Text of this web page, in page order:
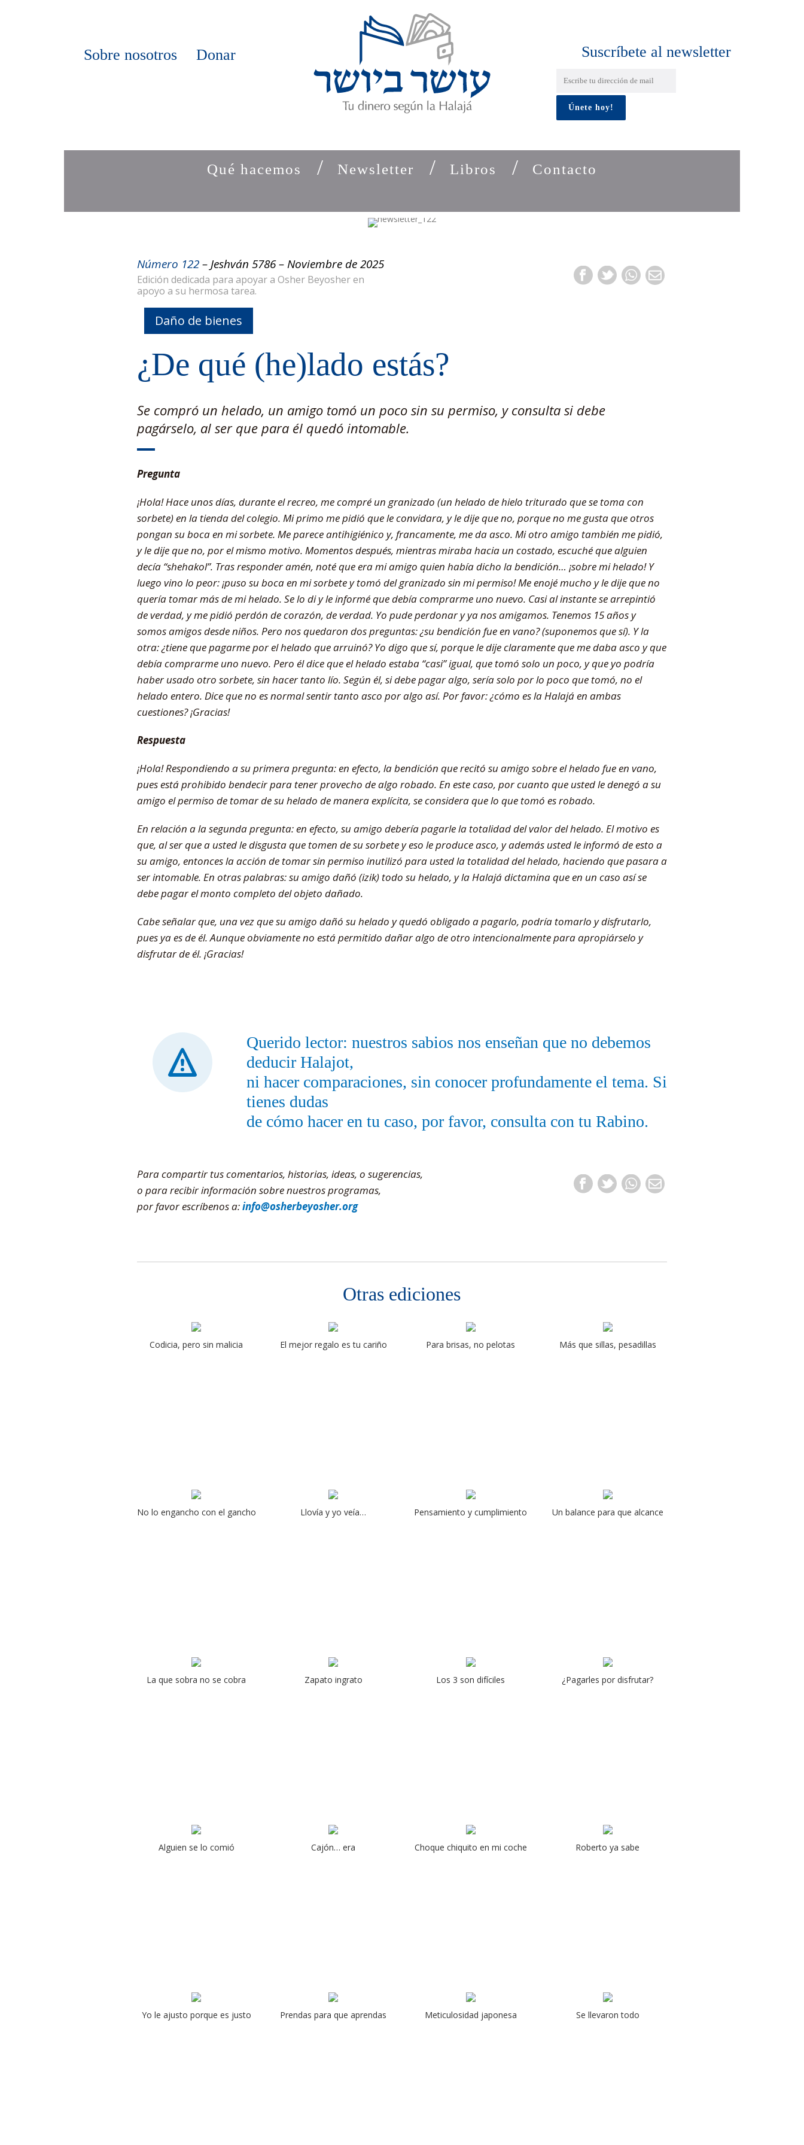
Sobre nosotros Donar Suscríbete al newsletter
Qué hacemos Newsletter Libros Contacto
Número 122– Jeshván 5786 – Noviembre de 2025
Edición dedicada para apoyar a Osher Beyosher en
apoyo a su hermosa tarea.
Daño de bienes
¿De qué (he)lado estás?
Se compró un helado, un amigo tomó un poco sin su permiso, y consulta si debe
pagárselo, al ser que para él quedó intomable.
Pregunta
¡Hola! Hace unos días, durante el recreo, me compré un granizado (un helado de hielo triturado que se toma con
sorbete) en la tienda del colegio. Mi primo me pidió que le convidara, y le dije que no, porque no me gusta que otros
pongan su boca en mi sorbete. Me parece antihigiénico y, francamente, me da asco. Mi otro amigo también me pidió,
y le dije que no, por el mismo motivo. Momentos después, mientras miraba hacia un costado, escuché que alguien
decía “shehakol”. Tras responder amén, noté que era mi amigo quien había dicho la bendición… ¡sobre mi helado! Y
luego vino lo peor: ¡puso su boca en mi sorbete y tomó del granizado sin mi permiso! Me enojé mucho y le dije que no
quería tomar más de mi helado. Se lo di y le informé que debía comprarme uno nuevo. Casi al instante se arrepintió
de verdad, y me pidió perdón de corazón, de verdad. Yo pude perdonar y ya nos amigamos. Tenemos 15 años y
somos amigos desde niños. Pero nos quedaron dos preguntas: ¿su bendición fue en vano? (suponemos que sí). Y la
otra: ¿tiene que pagarme por el helado que arruinó? Yo digo que sí, porque le dije claramente que me daba asco y que
debía comprarme uno nuevo. Pero él dice que el helado estaba “casi” igual, que tomó solo un poco, y que yo podría
haber usado otro sorbete, sin hacer tanto lío. Según él, si debe pagar algo, sería solo por lo poco que tomó, no el
helado entero. Dice que no es normal sentir tanto asco por algo así. Por favor: ¿cómo es la Halajá en ambas
cuestiones? ¡Gracias!
Respuesta
¡Hola! Respondiendo a su primera pregunta: en efecto, la bendición que recitó su amigo sobre el helado fue en vano,
pues está prohibido bendecir para tener provecho de algo robado. En este caso, por cuanto que usted le denegó a su
amigo el permiso de tomar de su helado de manera explícita, se considera que lo que tomó es robado.
En relación a la segunda pregunta: en efecto, su amigo debería pagarle la totalidad del valor del helado. El motivo es
que, al ser que a usted le disgusta que tomen de su sorbete y eso le produce asco, y además usted le informó de esto a
su amigo, entonces la acción de tomar sin permiso inutilizó para usted la totalidad del helado, haciendo que pasara a
ser intomable. En otras palabras: su amigo dañó (izik) todo su helado, y la Halajá dictamina que en un caso así se
debe pagar el monto completo del objeto dañado.
Cabe señalar que, una vez que su amigo dañó su helado y quedó obligado a pagarlo, podría tomarlo y disfrutarlo,
pues ya es de él. Aunque obviamente no está permitido dañar algo de otro intencionalmente para apropiárselo y
disfrutar de él. ¡Gracias!
Querido lector: nuestros sabios nos enseñan que no debemos
deducir Halajot,
ni hacer comparaciones, sin conocer profundamente el tema. Si
tienes dudas
de cómo hacer en tu caso, por favor, consulta con tu Rabino.
Para compartir tus comentarios, historias, ideas, o sugerencias,
o para recibir información sobre nuestros programas,
por favor escríbenos a:info@osherbeyosher.org
Otras ediciones
Codicia, pero sin malicia El mejor regalo es tu cariño Para brisas, no pelotas Más que sillas, pesadillas
No lo engancho con el gancho Llovía y yo veía… Pensamiento y cumplimiento Un balance para que alcance
La que sobra no se cobra Zapato ingrato Los 3 son difíciles ¿Pagarles por disfrutar?
Alguien se lo comió Cajón… era Choque chiquito en mi coche Roberto ya sabe
Yo le ajusto porque es justo Prendas para que aprendas Meticulosidad japonesa Se llevaron todo